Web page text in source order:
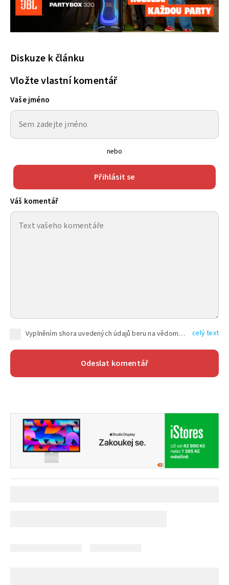
Diskuze k článku
Vložte vlastní komentář
Vaše jméno
nebo
Přihlásit se
Váš komentář
Vyplněním shora uvedených údajů beru na vědomí, že společnost TEXT FACTORY s.r.o., sídlem Brno, Durďákova 336/29, Černá Pole, PSČ: 613 00, IČ: 06157831, zapsané u Krajského soudu v Brně, oddíl C, vložka 100399, bude zpracovávat mé osobní údaje uvedené v rámci mnou vyplněného registračního formuláře na základě oprávněných zájmů TEXT FACTORY s.r.o. dle čl. 6 odst. 1 písm. f) GDPR a pro splnění právních povinností (čl. 6 odst. 1 písm. c) GDPR), a to pro tyto účely: nezbytnost zajistit oprávnění návštěvníka webových stránek provozovaných společností TEXT FACTORY s.r.o. přispívat aktivně ke zveřejněným článkům nebo v rámci diskusních fór a výkon práv TEXT FACTORY s.r.o. jako administrátora těchto diskusních fór. Více informací o zpracování osobních údajů a právech lze nalézt v celý text